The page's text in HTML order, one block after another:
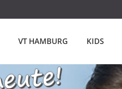
VT HAMBURG KIDS